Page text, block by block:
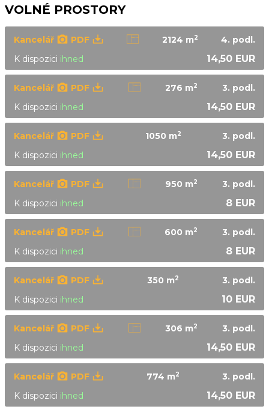
VOLNÉ PROSTORY
Kancelář PDF 2124 m2 4. podl.
14,50 EUR
K dispozici ihned
Kancelář PDF 276 m2 3. podl.
14,50 EUR
K dispozici ihned
Kancelář PDF 1050 m2 3. podl.
14,50 EUR
K dispozici ihned
Kancelář PDF 950 m2 3. podl.
8 EUR
K dispozici ihned
Kancelář PDF 600 m2 3. podl.
8 EUR
K dispozici ihned
Kancelář PDF 350 m2 3. podl.
10 EUR
K dispozici ihned
Kancelář PDF 306 m2 3. podl.
14,50 EUR
K dispozici ihned
Kancelář PDF 774 m2 3. podl.
14,50 EUR
K dispozici ihned